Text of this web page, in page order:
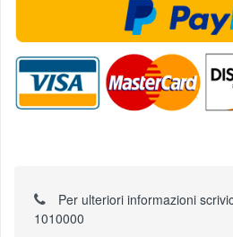
Per ulteriori informazioni
1010000